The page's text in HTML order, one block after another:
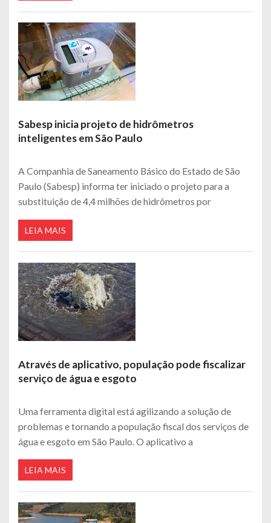
Sabesp inicia projeto de hidrômetros
inteligentes em São Paulo
A Companhia de Saneamento Básico do Estado de São
Paulo (Sabesp) informa ter iniciado o projeto para a
substituição de 4,4 milhões de hidrômetros por
LEIA MAIS
Através de aplicativo, população pode fiscalizar
serviço de água e esgoto
Uma ferramenta digital está agilizando a solução de
problemas e tornando a população fiscal dos serviços de
água e esgoto em São Paulo. O aplicativo a
LEIA MAIS